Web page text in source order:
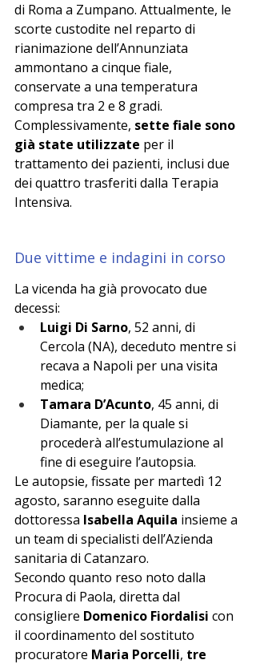
di Roma a Zumpano. Attualmente, le
scorte custodite nel reparto di
rianimazione dell’Annunziata
ammontano a cinque fiale,
conservate a una temperatura
compresa tra 2 e 8 gradi.
Complessivamente, sette fiale sono
già state utilizzate per il
trattamento dei pazienti, inclusi due
dei quattro trasferiti dalla Terapia
Intensiva.
Due vittime e indagini in corso
La vicenda ha già provocato due
decessi:
Luigi Di Sarno, 52 anni, di
Cercola (NA), deceduto mentre si
recava a Napoli per una visita
medica;
Tamara D’Acunto, 45 anni, di
Diamante, per la quale si
procederà all’estumulazione al
fine di eseguire l’autopsia.
Le autopsie, fissate per martedì 12
agosto, saranno eseguite dalla
dottoressa Isabella Aquila insieme a
un team di specialisti dell’Azienda
sanitaria di Catanzaro.
Secondo quanto reso noto dalla
Procura di Paola, diretta dal
consigliere Domenico Fiordalisi con
il coordinamento del sostituto
procuratore Maria Porcelli, tre